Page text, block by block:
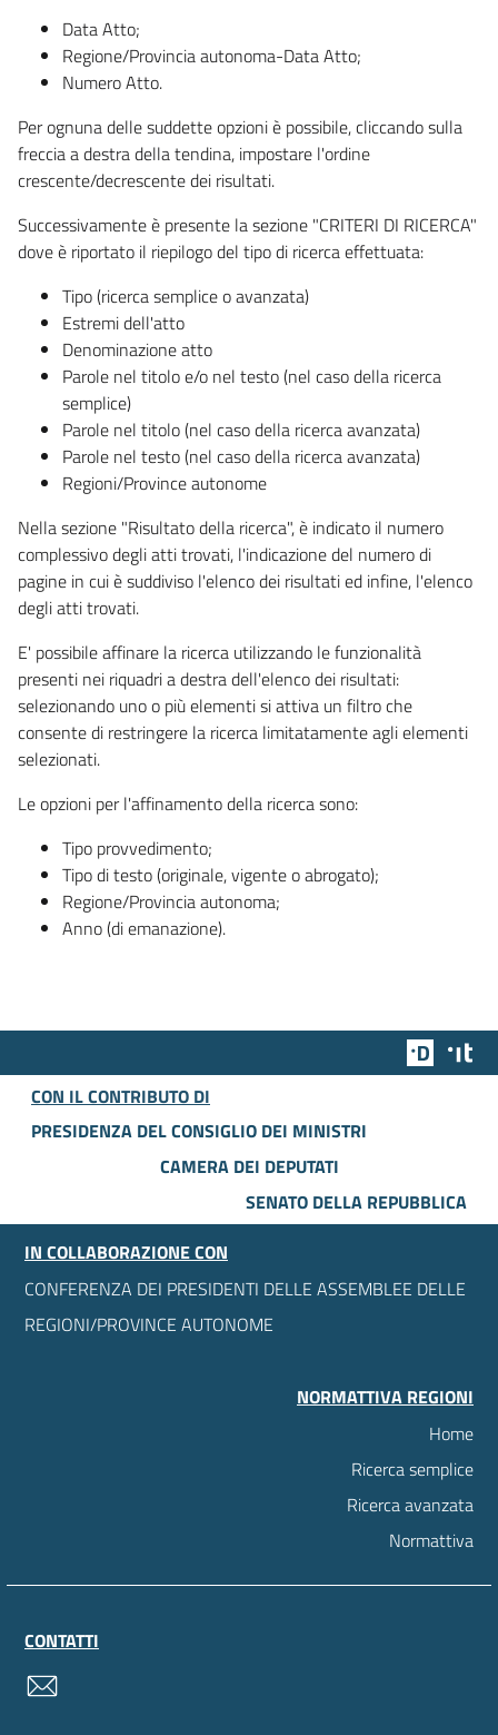
Data Atto;
Regione/Provincia autonoma-Data Atto;
Numero Atto.
Per ognuna delle suddette opzioni è possibile, cliccando sulla
freccia a destra della tendina, impostare l'ordine
crescente/decrescente dei risultati.
Successivamente è presente la sezione "CRITERI DI RICERCA"
dove è riportato il riepilogo del tipo di ricerca effettuata:
Tipo (ricerca semplice o avanzata)
Estremi dell'atto
Denominazione atto
Parole nel titolo e/o nel testo (nel caso della ricerca
semplice)
Parole nel titolo (nel caso della ricerca avanzata)
Parole nel testo (nel caso della ricerca avanzata)
Regioni/Province autonome
Nella sezione "Risultato della ricerca", è indicato il numero
complessivo degli atti trovati, l'indicazione del numero di
pagine in cui è suddiviso l'elenco dei risultati ed infine, l'elenco
degli atti trovati.
E' possibile affinare la ricerca utilizzando le funzionalità
presenti nei riquadri a destra dell'elenco dei risultati:
selezionando uno o più elementi si attiva un filtro che
consente di restringere la ricerca limitatamente agli elementi
selezionati.
Le opzioni per l'affinamento della ricerca sono:
Tipo provvedimento;
Tipo di testo (originale, vigente o abrogato);
Regione/Provincia autonoma;
Anno (di emanazione).
Team
CON IL CONTRIBUTO DI
PRESIDENZA DEL CONSIGLIO DEI MINISTRI
CAMERA DEI DEPUTATI
SENATO DELLA REPUBBLICA
IN COLLABORAZIONE CON
CONFERENZA DEI PRESIDENTI DELLE ASSEMBLEE DELLE
REGIONI/PROVINCE AUTONOME
NORMATTIVA REGIONI
Home
Ricerca semplice
Ricerca avanzata
Normattiva
CONTATTI